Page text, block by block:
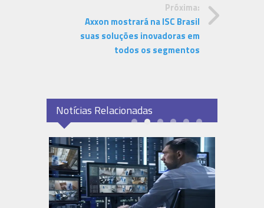
Próxima:
Axxon mostrará na ISC Brasil
suas soluções inovadoras em
todos os segmentos
Notícias Relacionadas